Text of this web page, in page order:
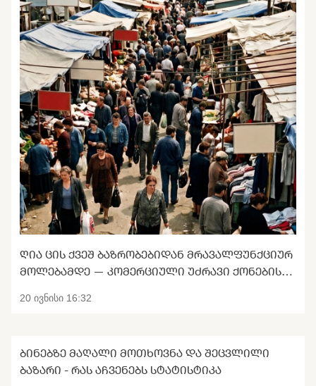
ᲦᲘᲐ ᲪᲘᲡ ᲥᲕᲔᲨ ᲑᲐᲖᲠᲝᲑᲔᲑᲘᲓᲐᲜ ᲛᲠᲐᲕᲐᲚᲤᲣᲜᲥᲪᲘᲣᲠ
ᲛᲝᲚᲔᲑᲐᲛᲓᲔ — ᲙᲝᲛᲔᲠᲪᲘᲣᲚᲘ ᲣᲫᲠᲐᲕᲘ ᲥᲝᲜᲔᲑᲘᲡ
20 ივნისი 16:32
ᲑᲘᲜᲔᲑᲖᲔ ᲛᲐᲦᲐᲚᲘ ᲛᲝᲗᲮᲝᲕᲜᲐ ᲓᲐ ᲨᲔᲪᲕᲚᲘᲚᲘ
ᲑᲐᲖᲐᲠᲘ - ᲠᲐᲡ ᲐᲩᲕᲔᲜᲔᲑᲡ ᲡᲢᲐᲢᲘᲡᲢᲘᲙᲐ